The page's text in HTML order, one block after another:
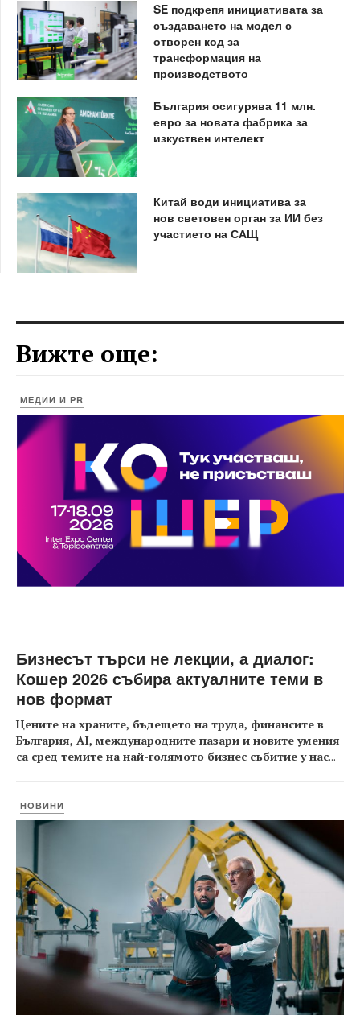
SE подкрепя инициативата за
създаването на модел с
отворен код за
трансформация на
производството
България осигурява 11 млн.
евро за новата фабрика за
изкуствен интелект
Китай води инициатива за
нов световен орган за ИИ без
участието на САЩ
Вижте още:
МЕДИИ И PR
Бизнесът търси не лекции, а диалог:
Кошер 2026 събира актуалните теми в
нов формат
Цените на храните, бъдещето на труда, финансите в
България, AI, международните пазари и новите умения
са сред темите на най-голямото бизнес събитие у нас...
НОВИНИ